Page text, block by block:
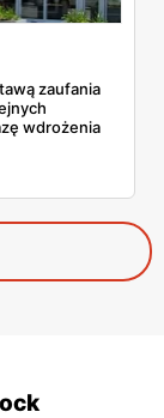
Po dodaniu
do
Direct w
zaufania
wdrożenia